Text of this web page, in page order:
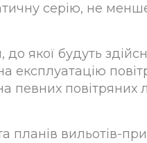
серію, не
якої будуть
певних повітряних
планів вильотів-